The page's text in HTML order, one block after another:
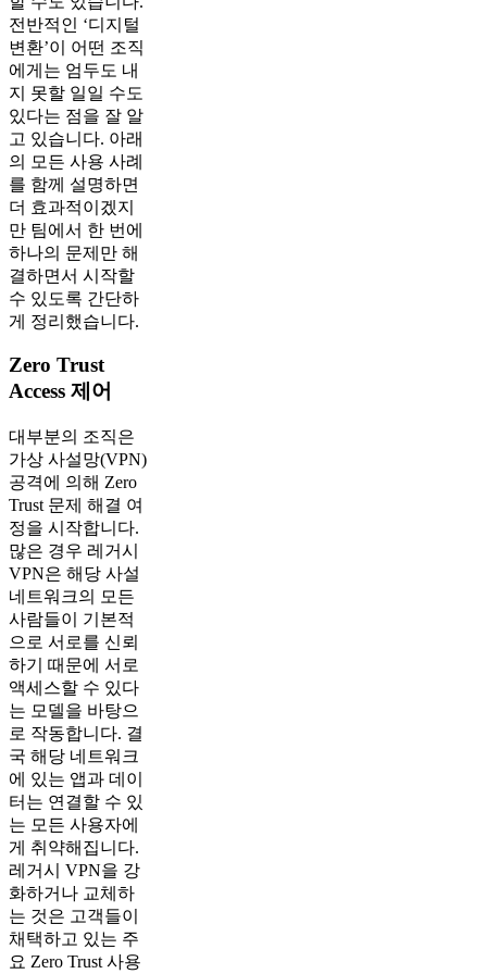
전반적인 ‘디지털
변환’이 어떤 조직
에게는 엄두도 내
지 못할 일일 수도
있다는 점을 잘 알
고 있습니다. 아래
의 모든 사용 사례
를 함께 설명하면
더 효과적이겠지
만 팀에서 한 번에
하나의 문제만 해
결하면서 시작할
수 있도록 간단하
게 정리했습니다.
Zero Trust
Access 제어
대부분의 조직은
가상 사설망(VPN)
공격에 의해 Zero
Trust 문제 해결 여
정을 시작합니다.
많은 경우 레거시
VPN은 해당 사설
네트워크의 모든
사람들이 기본적
으로 서로를 신뢰
하기 때문에 서로
액세스할 수 있다
는 모델을 바탕으
로 작동합니다. 결
국 해당 네트워크
에 있는 앱과 데이
터는 연결할 수 있
는 모든 사용자에
게 취약해집니다.
레거시 VPN을 강
화하거나 교체하
는 것은 고객들이
채택하고 있는 주
요 Zero Trust 사용